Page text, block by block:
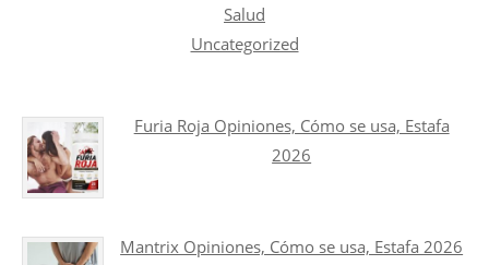
Salud
Uncategorized
Furia Roja Opiniones, Cómo se usa, Estafa
2026
Mantrix Opiniones, Cómo se usa, Estafa 2026